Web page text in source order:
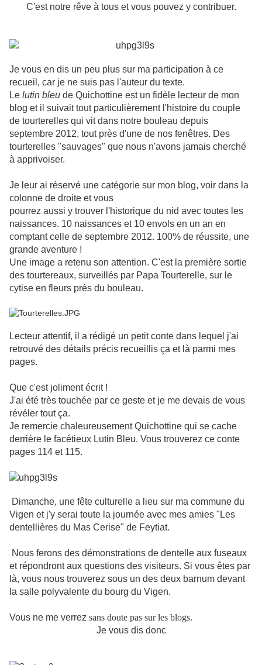
C'est notre rêve à tous et vous pouvez y contribuer.
Je vous en dis un peu plus sur ma participation à ce
recueil, car je ne suis pas l'auteur du texte.
Le lutin bleu de Quichottine est un fidèle lecteur de mon
blog et il suivait tout particulièrement l'histoire du couple
de tourterelles qui vit dans notre bouleau depuis
septembre 2012, tout près d'une de nos fenêtres. Des
tourterelles "sauvages" que nous n'avons jamais cherché
à apprivoiser.
Je leur ai réservé une catégorie sur mon blog, voir dans la
colonne de droite et vous
pourrez aussi y trouver l'historique du nid avec toutes les
naissances. 10 naissances et 10 envols en un an en
comptant celle de septembre 2012. 100% de réussite, une
grande aventure !
Une image a retenu son attention. C'est la première sortie
des tourtereaux, surveillés par Papa Tourterelle, sur le
cytise en fleurs près du bouleau.
Lecteur attentif, il a rédigé un petit conte dans lequel j'ai
retrouvé des détails précis recueillis ça et là parmi mes
pages.
Que c'est joliment écrit !
J'ai été très touchée par ce geste et je me devais de vous
révéler tout ça.
Je remercie chaleureusement Quichottine qui se cache
derrière le facétieux Lutin Bleu. Vous trouverez ce conte
pages 114 et 115.
Dimanche, une fête culturelle a lieu sur ma commune du
Vigen et j'y serai toute la journée avec mes amies "Les
dentellières du Mas Cerise" de Feytiat.
Nous ferons des démonstrations de dentelle aux fuseaux
et répondront aux questions des visiteurs. Si vous êtes par
là, vous nous trouverez sous un des deux barnum devant
la salle polyvalente du bourg du Vigen.
Vous ne me verrez sans doute pas sur les blogs.
Je vous dis donc